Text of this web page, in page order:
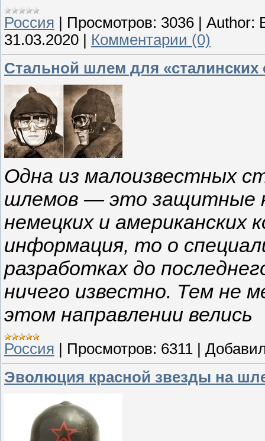
Россия Просмотров: 3036 Author:
31.03.2020
Комментарии (0)
Стальной шлем для «сталинских
Одна из малоизвестных
шлемов — это защитные
немецких и американских
информация, то о
разработках до
ничего известно. Тем не
этом направлении велись
Россия Просмотров: 6311
Эволюция красной звезды на